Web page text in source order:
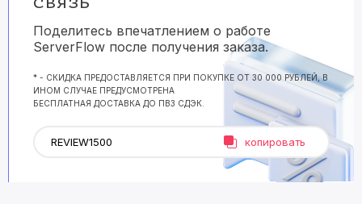
Поделитесь впечатлением о работе
ServerFlow после получения заказа.
* - СКИДКА ПРЕДОСТАВЛЯЕТСЯ ПРИ ПОКУПКЕ ОТ 30 000 РУБЛЕЙ, В
ИНОМ СЛУЧАЕ ПРЕДУСМОТРЕНА
БЕСПЛАТНАЯ ДОСТАВКА ДО ПВЗ СДЭК.
копировать